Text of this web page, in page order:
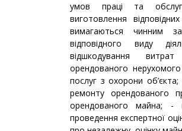
умов праці та
виготовлення
вимагаються чинним
відповідного виду
відшкодування
орендованого
послуг з охорони
ремонту орендованого
орендованого майна; -
проведення експертної